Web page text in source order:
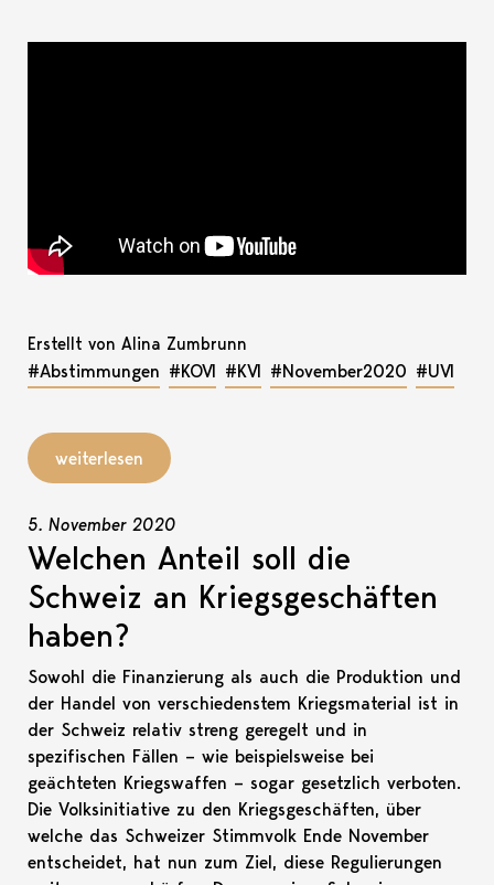
Erstellt von Alina Zumbrunn
#Abstimmungen #KOVI #KVI #November2020 #UVI
weiterlesen
5. November 2020
Welchen Anteil soll die
Schweiz an Kriegsgeschäften
haben?
Sowohl die Finanzierung als auch die Produktion und
der Handel von verschiedenstem Kriegsmaterial ist in
der Schweiz relativ streng geregelt und in
spezifischen Fällen – wie beispielsweise bei
geächteten Kriegswaffen – sogar gesetzlich verboten.
Die Volksinitiative zu den Kriegsgeschäften, über
welche das Schweizer Stimmvolk Ende November
entscheidet, hat nun zum Ziel, diese Regulierungen